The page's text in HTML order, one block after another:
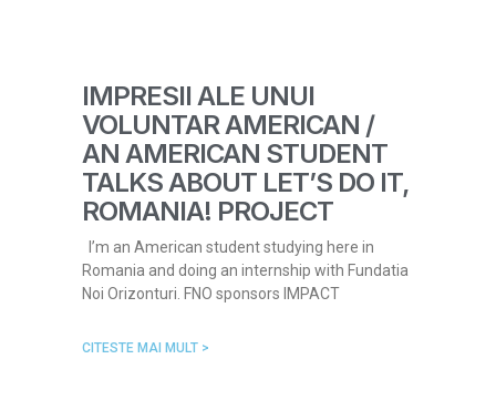
IMPRESII ALE UNUI
VOLUNTAR AMERICAN /
AN AMERICAN STUDENT
TALKS ABOUT LET’S DO IT,
ROMANIA! PROJECT
I’m an American student studying here in
Romania and doing an internship with Fundatia
Noi Orizonturi. FNO sponsors IMPACT
CITESTE MAI MULT >